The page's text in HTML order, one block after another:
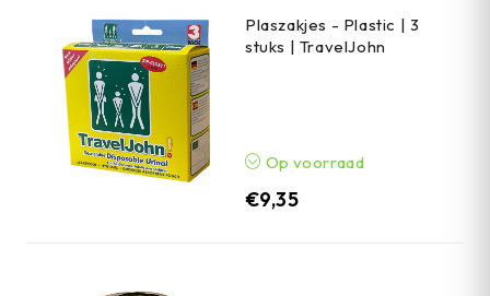
Plaszakjes - Plastic | 3
stuks | TravelJohn
Op voorraad
€9,35